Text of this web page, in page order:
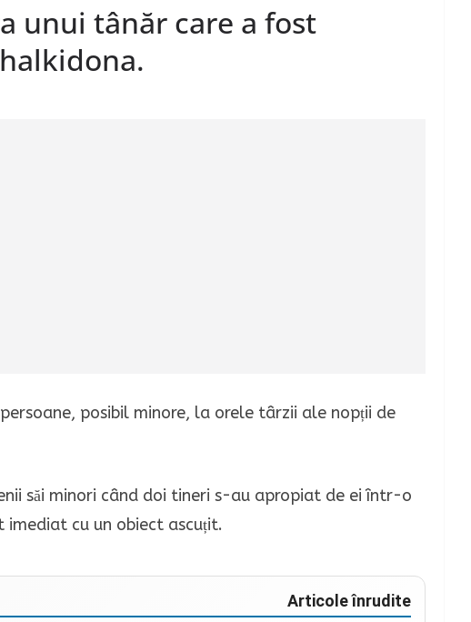
unui tânăr care a fost
posibil minore, la orele târzii ale nopții de
săi minori când doi tineri s-au apropiat de ei într-o
cu un obiect ascuțit.
Articole înrudite